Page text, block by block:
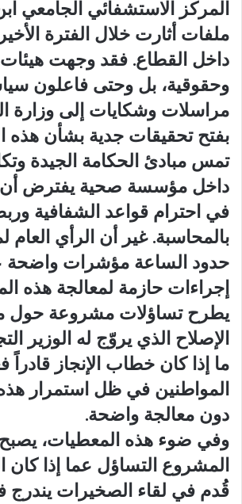
المركز الاستشفائي الجامعي
ملفات أثارت خلال الفترة
داخل القطاع. فقد وجهت هيئات
وحقوقية، بل وحتى فاعلون
مراسلات وشكايات إلى وزارة
بفتح تحقيقات جدية بشأن هذه
تمس مبادئ الحكامة الجيدة
داخل مؤسسة صحية يفترض أن
في احترام قواعد الشفافية
بالمحاسبة. غير أن الرأي
حدود الساعة مؤشرات واضحة
إجراءات حازمة لمعالجة هذه
يطرح تساؤلات مشروعة حول
الإصلاح الذي يروّج له الوزير
ما إذا كان خطاب الإنجاز قادراً
المواطنين في ظل استمرار هذه
دون معالجة واضحة.
وفي ضوء هذه المعطيات،
المشروع التساؤل عما إذا
قُدم في لقاء الصخيرات يندرج